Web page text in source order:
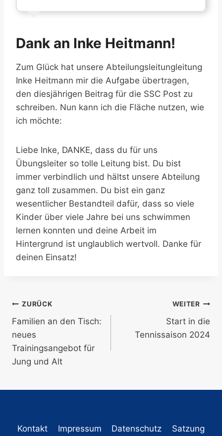
Dank an Inke Heitmann!
Zum Glück hat unsere Abteilungsleitungleitung
Inke Heitmann mir die Aufgabe übertragen,
den diesjährigen Beitrag für die SSC Post zu
schreiben. Nun kann ich die Fläche nutzen, wie
ich möchte:
Liebe Inke, DANKE, dass du für uns
Übungsleiter so tolle Leitung bist. Du bist
immer verbindlich und hältst unsere Abteilung
ganz toll zusammen. Du bist ein ganz
wesentlicher Bestandteil dafür, dass so viele
Kinder über viele Jahre bei uns schwimmen
lernen konnten und deine Arbeit im
Hintergrund ist unglaublich wertvoll. Danke für
deinen Einsatz!
Beitragsnavigation
ZURÜCK
Familien an den Tisch:
neues
Trainingsangebot für
Jung und Alt
WEITER
Start in die
Tennissaison 2024
Kontakt Impressum Datenschutz Satzung